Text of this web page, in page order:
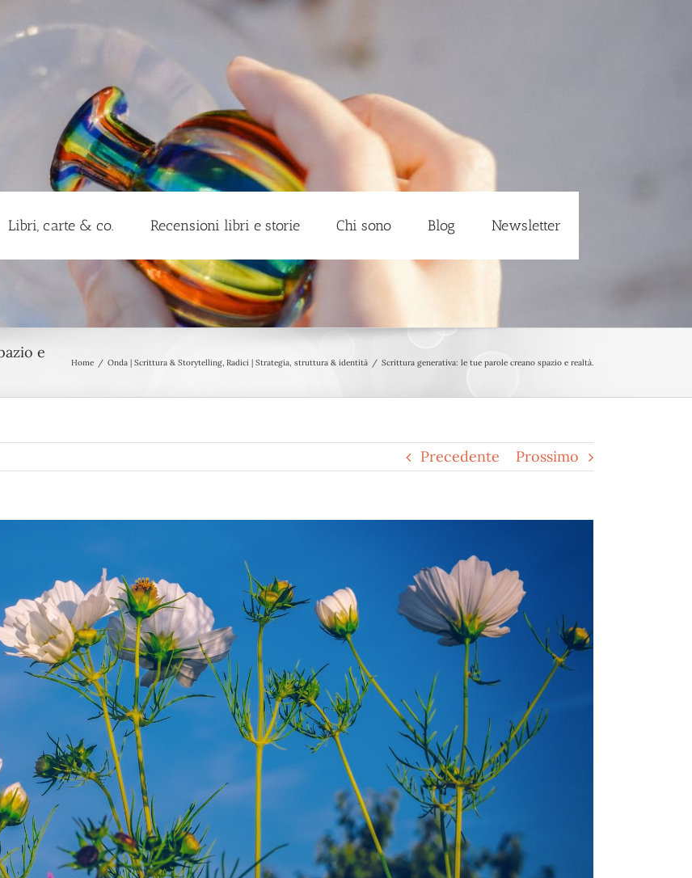
Libri, carte & co. Recensioni libri e storie Chi sono Blog Newsletter
e
Home Onda | Scrittura & Storytelling Radici | Strategia, struttura & identità Scrittura generativa: le tue parole creano spazio e realtà.
Precedente Prossimo